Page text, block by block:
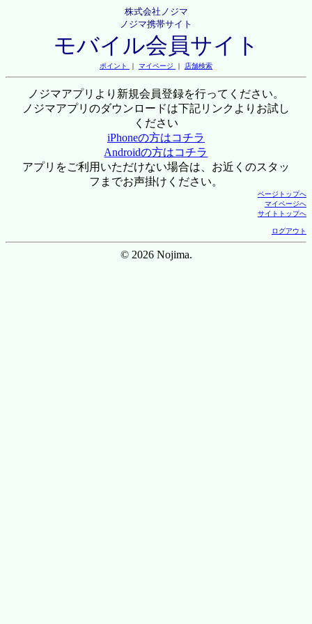
株式会社ノジマ
ノジマ携帯サイト
モバイル会員サイト
ポイント ｜ マイページ ｜ 店舗検索
ノジマアプリより新規会員登録を行ってください。
ノジマアプリのダウンロードは下記リンクよりお試し
ください
iPhoneの方はコチラ
Androidの方はコチラ
アプリをご利用いただけない場合は、お近くのスタッ
フまでお声掛けください。
ページトップへ
マイページへ
サイトトップへ
ログアウト
© 2026 Nojima.